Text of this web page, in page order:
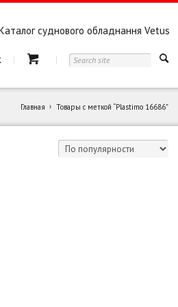
суднового обладнання Vetus
Главная Товары с меткой “Plastimo 16686”